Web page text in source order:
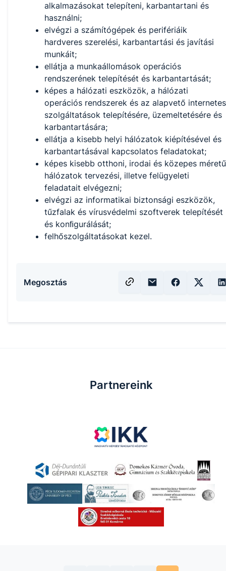
alkalmazásokat telepíteni, karbantartani és
használni;
elvégzi a számítógépek és perifériáik
hardveres szerelési, karbantartási és javítási
munkáit;
ellátja a munkaállomások operációs
rendszerének telepítését és karbantartását;
képes a hálózati eszközök, a hálózati
operációs rendszerek és az alapvető internetes
szolgáltatások telepítésére, üzemeltetésére és
karbantartására;
ellátja a kisebb helyi hálózatok kiépítésével és
karbantartásával kapcsolatos feladatokat;
képes kisebb otthoni, irodai és közepes méretű
hálózatok tervezési, illetve felügyeleti
feladatait elvégezni;
elvégzi az informatikai biztonsági eszközök,
tűzfalak és vírusvédelmi szoftverek telepítését
és konﬁgurálását;
felhőszolgáltatásokat kezel.
Megosztás
Partnereink